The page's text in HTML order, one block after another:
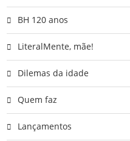
BH 120 anos
LiteralMente, mãe!
Dilemas da idade
Quem faz
Lançamentos